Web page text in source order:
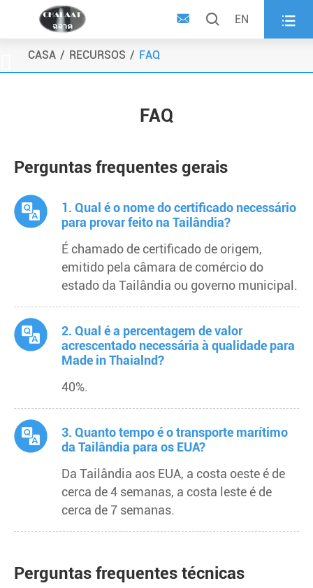
  EN 
CASA RECURSOS FAQ
FAQ
Perguntas frequentes gerais
1. Qual é o nome do certificado necessário
para provar feito na Tailândia?
É chamado de certificado de origem,
emitido pela câmara de comércio do
estado da Tailândia ou governo municipal.
2. Qual é a percentagem de valor
acrescentado necessária à qualidade para
Made in Thaialnd?
40%.
3. Quanto tempo é o transporte marítimo
da Tailândia para os EUA?
Da Tailândia aos EUA, a costa oeste é de
cerca de 4 semanas, a costa leste é de
cerca de 7 semanas.
Perguntas frequentes técnicas